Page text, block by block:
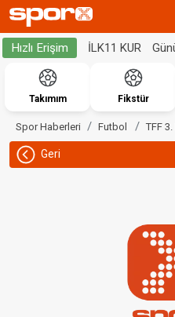
Hızlı Erişim İLK11 KUR
Takımım Fikstür
Spor Haberleri Futbol TFF
Geri